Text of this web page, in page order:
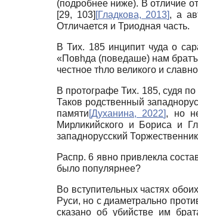
(подробнее ниже). В отличие
[29, 103] [Гладкова, 2013], а
Отличается и Триодная часть.
В Тих. 185 инципит чуда о
«Повhда (поведаше) нам
честное тhло великого и
В протографе Тих. 185, судя
Таков родственный
памяти[Духанина, 2022], но
Мирликийского и Бориса и
западнорусский
Распр. 6 явно привлекла
было популярнее?
Во вступительных частях
Руси, но c диаметрально
сказано об убийстве им